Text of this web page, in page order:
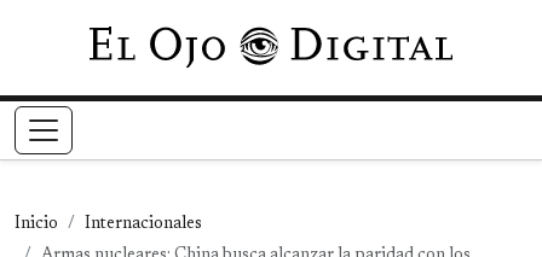
Pasar al contenido principal
Inicio
Internacionales